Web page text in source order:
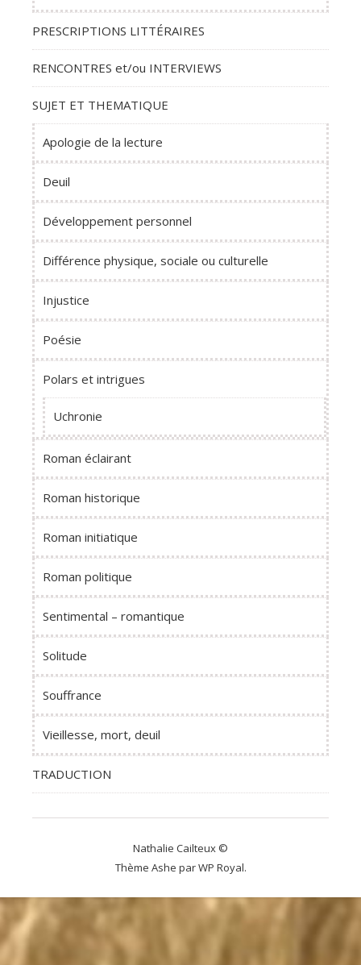
PRESCRIPTIONS LITTÉRAIRES
RENCONTRES et/ou INTERVIEWS
SUJET ET THEMATIQUE
Apologie de la lecture
Deuil
Développement personnel
Différence physique, sociale ou culturelle
Injustice
Poésie
Polars et intrigues
Uchronie
Roman éclairant
Roman historique
Roman initiatique
Roman politique
Sentimental – romantique
Solitude
Souffrance
Vieillesse, mort, deuil
TRADUCTION
Nathalie Cailteux ©
Thème Ashe parWP Royal.